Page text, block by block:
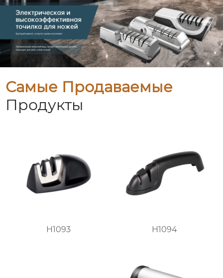
Самые Продаваемые
Продукты
H1093 H1094